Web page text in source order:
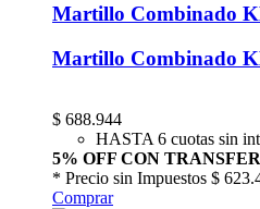
Martillo Combinado
Martillo Combinado
$ 688.944
HASTA 6 cuotas sin
5% OFF CON
* Precio sin Impuestos $
Comprar